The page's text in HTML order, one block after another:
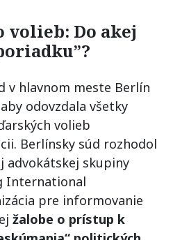
volieb: Do akej
v hlavnom meste Berlín
odovzdala všetky
volieb
Berlínsky súd rozhodol
advokátskej skupiny
International
pre informovanie
žalobe o prístup k